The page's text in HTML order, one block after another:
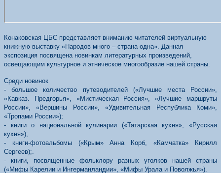
Конаковская ЦБС представляет вниманию читателей виртуальную
книжную выставку «Народов много – страна одна». Данная
экспозиция посвящена новинкам литературных произведений,
освещающим культурное и этническое многообразие нашей страны.
Среди новинок
- большое количество путеводителей («Лучшие места России»,
«Кавказ. Предгорья», «Мистическая Россия», «Лучшие маршруты
России», «Вершины России», «Удивительная Республика Коми»,
«Тропами России»);
- книги о национальной кулинарии («Татарская кухня», «Русская
кухня»);
- книги-фотоальбомы («Крым» Анна Корб, «Камчатка» Кирилл
Сергеев);.
- книги, посвященные фольклору разных уголков нашей страны
(«Мифы Карелии и Ингерманландии», «Мифы Урала и Поволжья»).